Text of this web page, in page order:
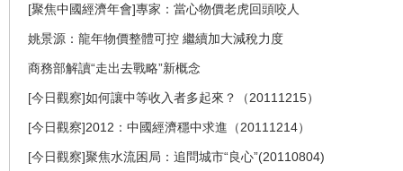
[聚焦中國經濟年會]專家：當心物價老虎回頭咬人
姚景源：龍年物價整體可控 繼續加大減稅力度
商務部解讀“走出去戰略”新概念
[今日觀察]如何讓中等收入者多起來？（20111215）
[今日觀察]2012：中國經濟穩中求進（20111214）
[今日觀察]聚焦水流困局：追問城市“良心”(20110804)